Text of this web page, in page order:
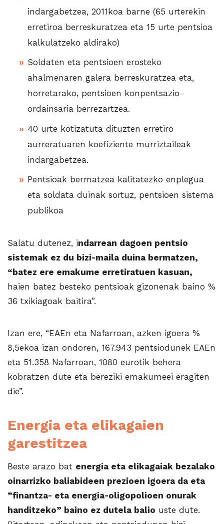
indargabetzea, 2011koa barne (65 urterekin
erretiroa berreskuratzea eta 15 urte pentsioa
kalkulatzeko aldirako)
Soldaten eta pentsioen erosteko
ahalmenaren galera berreskuratzea eta,
horretarako, pentsioen konpentsazio-
ordainsaria berrezartzea.
40 urte kotizatuta dituzten erretiro
aurreratuaren koefiziente murriztaileak
indargabetzea.
Pentsioak bermatzea kalitatezko enplegua
eta soldata duinak sortuz, pentsioen sistema
publikoa
Salatu dutenez, indarrean dagoen pentsio
sistemak ez du bizi-maila duina bermatzen,
“batez ere emakume erretiratuen kasuan,
haien batez besteko pentsioak gizonenak baino %
36 txikiagoak baitira”.
Izan ere, “EAEn eta Nafarroan, azken igoera %
8,5ekoa izan ondoren, 167.943 pentsiodunek EAEn
eta 51.358 Nafarroan, 1080 eurotik behera
kobratzen dute eta bereziki emakumeei eragiten
die”.
Energia eta elikagaien
garestitzea
Beste arazo bat energia eta elikagaiak bezalako
oinarrizko baliabideen prezioen igoera da eta
”finantza- eta energia-oligopolioen onurak
handitzeko” baino ez dutela balio uste dute.